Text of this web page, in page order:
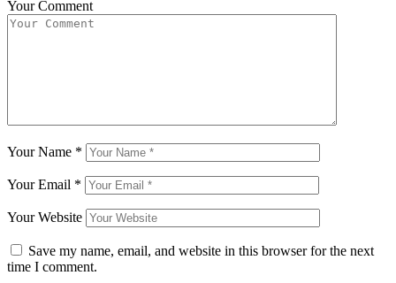
Your Comment
Your Name *
Your Email *
Your Website
Save my name, email, and website in this browser for the next
time I comment.